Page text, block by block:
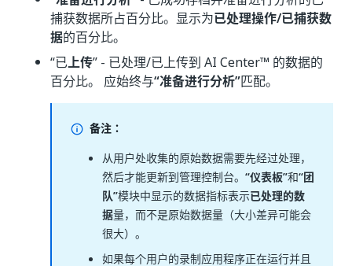
捕获数据所占百分比。显示为已处理操作/已捕获数
据的百分比。
“已上传” - 已处理/已上传到 AI Center™ 的数据的
百分比。 应始终与“准备进行分析”匹配。
备注：
从用户处收集的原始数据需要先经过处理，
然后才能更新到管理控制台。 “仪表板”和“团
队”模块中显示的数据指标表示已处理的数
据量，而不是原始数据量（大小差异可能会
很大）。
如果每个用户的录制应用程序正在运行并且